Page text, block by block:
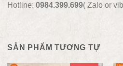
Hotline: 0984.399.699( Zalo or
SẢN PHẨM TƯƠNG TỰ